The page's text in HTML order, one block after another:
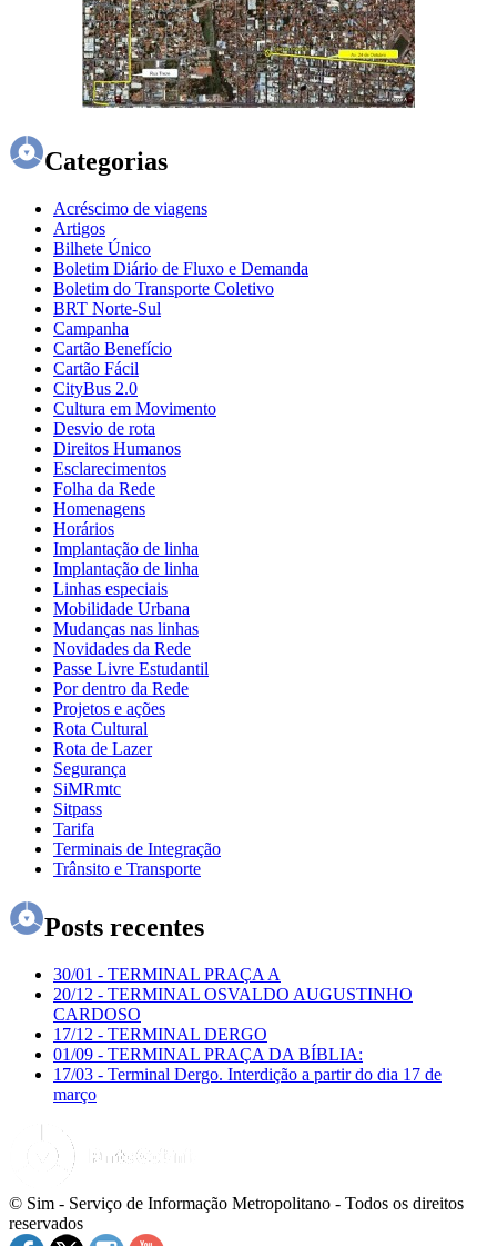
Categorias
Acréscimo de viagens
Artigos
Bilhete Único
Boletim Diário de Fluxo e Demanda
Boletim do Transporte Coletivo
BRT Norte-Sul
Campanha
Cartão Benefício
Cartão Fácil
CityBus 2.0
Cultura em Movimento
Desvio de rota
Direitos Humanos
Esclarecimentos
Folha da Rede
Homenagens
Horários
Implantação de linha
Implantação de linha
Linhas especiais
Mobilidade Urbana
Mudanças nas linhas
Novidades da Rede
Passe Livre Estudantil
Por dentro da Rede
Projetos e ações
Rota Cultural
Rota de Lazer
Segurança
SiMRmtc
Sitpass
Tarifa
Terminais de Integração
Trânsito e Transporte
Posts recentes
30/01 - TERMINAL PRAÇA A
20/12 - TERMINAL OSVALDO AUGUSTINHO
CARDOSO
17/12 - TERMINAL DERGO
01/09 - TERMINAL PRAÇA DA BÍBLIA:
17/03 - Terminal Dergo. Interdição a partir do dia 17 de
março
© Sim - Serviço de Informação Metropolitano - Todos os direitos
reservados